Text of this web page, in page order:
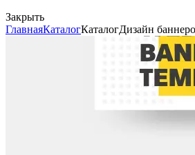
Закрыть
ГлавнаяКаталогКаталогДизайн